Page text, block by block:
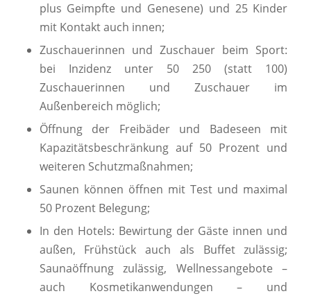
plus Geimpfte und Genesene) und 25 Kinder
mit Kontakt auch innen;
Zuschauerinnen und Zuschauer beim Sport:
bei Inzidenz unter 50 250 (statt 100)
Zuschauerinnen und Zuschauer im
Außenbereich möglich;
Öffnung der Freibäder und Badeseen mit
Kapazitätsbeschränkung auf 50 Prozent und
weiteren Schutzmaßnahmen;
Saunen können öffnen mit Test und maximal
50 Prozent Belegung;
In den Hotels: Bewirtung der Gäste innen und
außen, Frühstück auch als Buffet zulässig;
Saunaöffnung zulässig, Wellnessangebote –
auch Kosmetikanwendungen – und